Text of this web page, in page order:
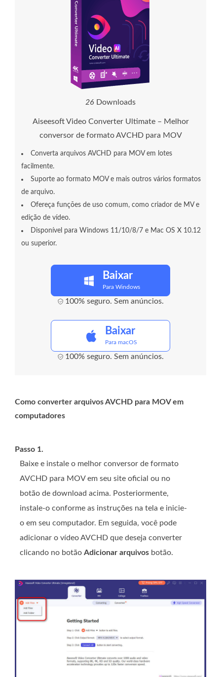
26 Downloads
Aiseesoft Video Converter Ultimate – Melhor
conversor de formato AVCHD para MOV
Converta arquivos AVCHD para MOV em lotes
facilmente.
Suporte ao formato MOV e mais outros vários formatos
de arquivo.
Ofereça funções de uso comum, como criador de MV e
edição de vídeo.
Disponível para Windows 11/10/8/7 e Mac OS X 10.12
ou superior.
Baixar
Para Windows
100% seguro. Sem anúncios.
Baixar
Para macOS
100% seguro. Sem anúncios.
Como converter arquivos AVCHD para MOV em
computadores
Passo 1.
Baixe e instale o melhor conversor de formato
AVCHD para MOV em seu site oficial ou no
botão de download acima. Posteriormente,
instale-o conforme as instruções na tela e inicie-
o em seu computador. Em seguida, você pode
adicionar o vídeo AVCHD que deseja converter
clicando no botão Adicionar arquivos botão.